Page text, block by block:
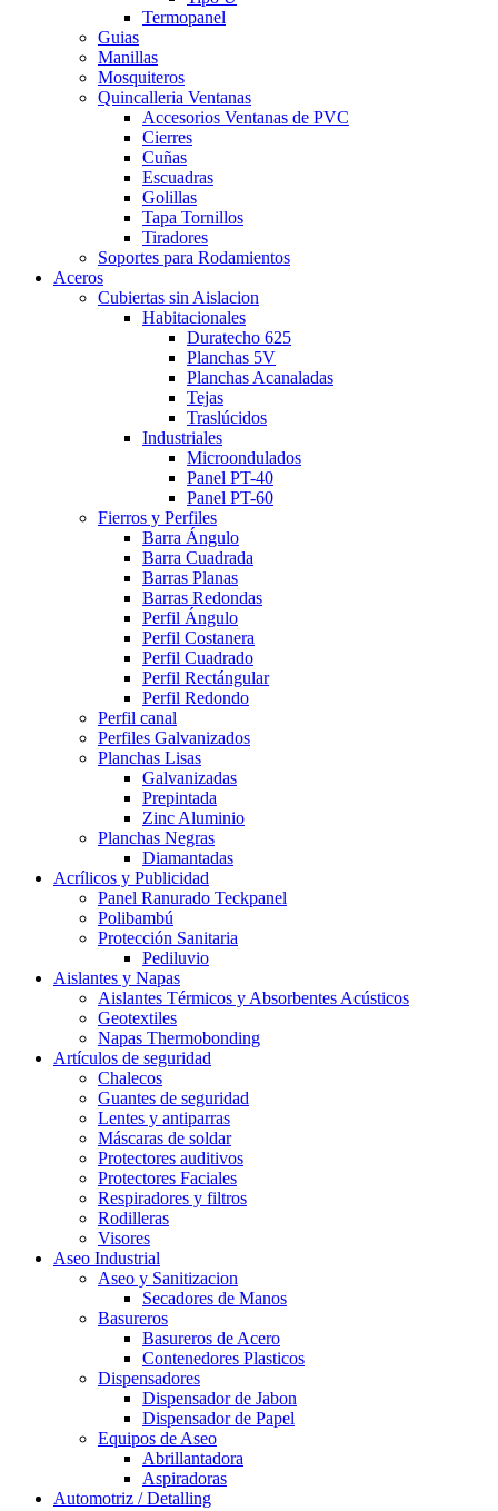
Termopanel
Guias
Manillas
Mosquiteros
Quincalleria Ventanas
Accesorios Ventanas de PVC
Cierres
Cuñas
Escuadras
Golillas
Tapa Tornillos
Tiradores
Soportes para Rodamientos
Aceros
Cubiertas sin Aislacion
Habitacionales
Duratecho 625
Planchas 5V
Planchas Acanaladas
Tejas
Traslúcidos
Industriales
Microondulados
Panel PT-40
Panel PT-60
Fierros y Perfiles
Barra Ángulo
Barra Cuadrada
Barras Planas
Barras Redondas
Perfil Ángulo
Perfil Costanera
Perfil Cuadrado
Perfil Rectángular
Perfil Redondo
Perfil canal
Perfiles Galvanizados
Planchas Lisas
Galvanizadas
Prepintada
Zinc Aluminio
Planchas Negras
Diamantadas
Acrílicos y Publicidad
Panel Ranurado Teckpanel
Polibambú
Protección Sanitaria
Pediluvio
Aislantes y Napas
Aislantes Térmicos y Absorbentes Acústicos
Geotextiles
Napas Thermobonding
Artículos de seguridad
Chalecos
Guantes de seguridad
Lentes y antiparras
Máscaras de soldar
Protectores auditivos
Protectores Faciales
Respiradores y filtros
Rodilleras
Visores
Aseo Industrial
Aseo y Sanitizacion
Secadores de Manos
Basureros
Basureros de Acero
Contenedores Plasticos
Dispensadores
Dispensador de Jabon
Dispensador de Papel
Equipos de Aseo
Abrillantadora
Aspiradoras
Automotriz / Detalling